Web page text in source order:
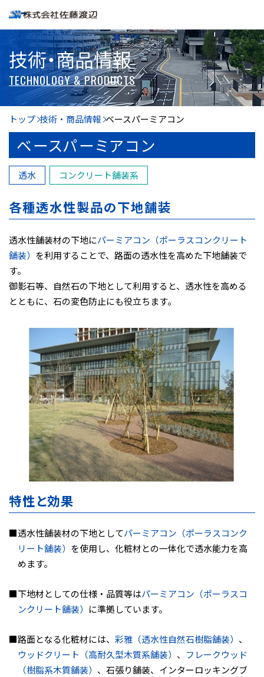
技術・商品情報
TECHNOLOGY & PRODUCTS
トップ 技術・商品情報 ベースパーミアコン
ベースパーミアコン
透水 コンクリート舗装系
各種透水性製品の下地舗装
透水性舗装材の下地にパーミアコン（ポーラスコンクリート
舗装） を利用することで、路面の透水性を高めた下地舗装で
す。
御影石等、自然石の下地として利用すると、透水性を高める
とともに、石の変色防止にも役立ちます。
特性と効果
透水性舗装材の下地としてパーミアコン（ポーラスコンク
リート舗装） を使用し、化粧材との一体化で透水能力を高
めます。
下地材としての仕様・品質等はパーミアコン（ポーラスコ
ンクリート舗装） に準拠しています。
路面となる化粧材には、 彩雅（透水性自然石樹脂舗装） 、
ウッドクリート（高耐久型木質系舗装） 、
フレークウッド
（樹脂系木質舗装） 、石張り舗装、インターロッキングブ